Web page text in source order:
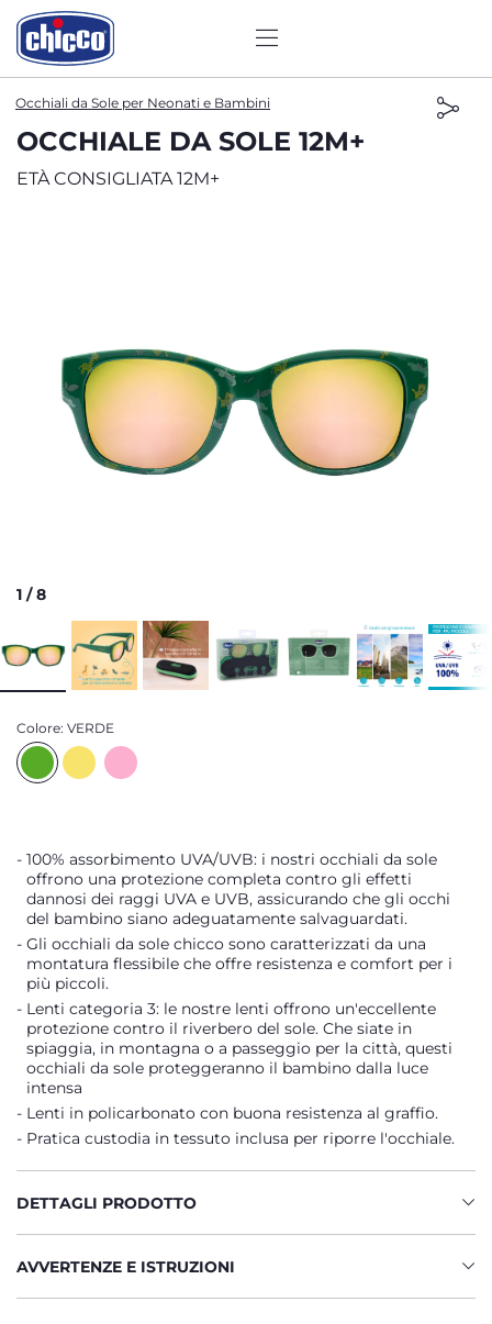
Occhiali da Sole per Neonati e Bambini
OCCHIALE DA SOLE 12M+
ETÀ CONSIGLIATA 12M+
1 /8
Colore: VERDE
100% assorbimento UVA/UVB: i nostri occhiali da sole
offrono una protezione completa contro gli effetti
dannosi dei raggi UVA e UVB, assicurando che gli occhi
del bambino siano adeguatamente salvaguardati.
Gli occhiali da sole chicco sono caratterizzati da una
montatura flessibile che offre resistenza e comfort per i
più piccoli.
Lenti categoria 3: le nostre lenti offrono un'eccellente
protezione contro il riverbero del sole. Che siate in
spiaggia, in montagna o a passeggio per la città, questi
occhiali da sole proteggeranno il bambino dalla luce
intensa
Lenti in policarbonato con buona resistenza al graffio.
Pratica custodia in tessuto inclusa per riporre l'occhiale.
DETTAGLI PRODOTTO
AVVERTENZE E ISTRUZIONI